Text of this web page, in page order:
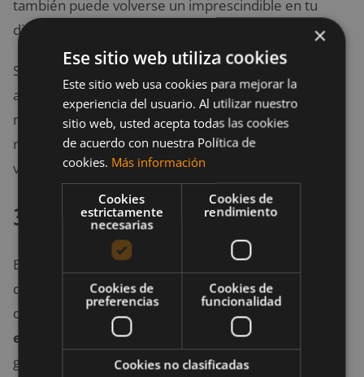
también puede volverse un imprescindible en tu
dieta.
Se trata de un aminoácido que desempeña un papel
auxiliar en los procesos que llevan a ganar masa
muscular. Su efecto, sobre todo en cuanto al
rendimiento en el entrenamiento, supone un gran
valor añadido.
3. Ejercicios funcionales
En un entrenamiento para ganar masa muscular, se
debería hacer hincapié en
ejercicios funcionales
decir,
es importante
realizar regularmente
ejercicios básicosque trabajen grupos musculares
grandes en lugar de entrenar grupos musculares
×
Ese sitio web utiliza cookies
Este sitio web usa cookies para mejorar la
experiencia del usuario. Al utilizar nuestro
sitio web, usted acepta todas las cookies
de acuerdo con nuestra Política de
cookies. Más información
Cookies
estrictamente
necesarias
Cookies de
rendimiento
Cookies de
preferencias
Cookies de
funcionalidad
Cookies no clasificadas